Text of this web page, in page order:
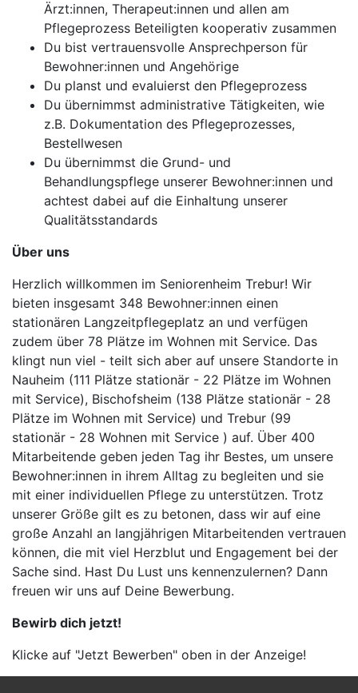
Ärzt:innen, Therapeut:innen und allen am
Pflegeprozess Beteiligten kooperativ zusammen
Du bist vertrauensvolle Ansprechperson für
Bewohner:innen und Angehörige
Du planst und evaluierst den Pflegeprozess
Du übernimmst administrative Tätigkeiten, wie
z.B. Dokumentation des Pflegeprozesses,
Bestellwesen
Du übernimmst die Grund- und
Behandlungspflege unserer Bewohner:innen und
achtest dabei auf die Einhaltung unserer
Qualitätsstandards
Über uns
Herzlich willkommen im Seniorenheim Trebur! Wir
bieten insgesamt 348 Bewohner:innen einen
stationären Langzeitpflegeplatz an und verfügen
zudem über 78 Plätze im Wohnen mit Service. Das
klingt nun viel - teilt sich aber auf unsere Standorte in
Nauheim (111 Plätze stationär - 22 Plätze im Wohnen
mit Service), Bischofsheim (138 Plätze stationär - 28
Plätze im Wohnen mit Service) und Trebur (99
stationär - 28 Wohnen mit Service ) auf. Über 400
Mitarbeitende geben jeden Tag ihr Bestes, um unsere
Bewohner:innen in ihrem Alltag zu begleiten und sie
mit einer individuellen Pflege zu unterstützen. Trotz
unserer Größe gilt es zu betonen, dass wir auf eine
große Anzahl an langjährigen Mitarbeitenden vertrauen
können, die mit viel Herzblut und Engagement bei der
Sache sind. Hast Du Lust uns kennenzulernen? Dann
freuen wir uns auf Deine Bewerbung.
Bewirb dich jetzt!
Klicke auf "Jetzt Bewerben" oben in der Anzeige!